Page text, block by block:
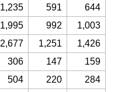
1,235 591
644
1,995 992
1,003
2,677 1,251
1,426
306 147
159
504 220
284